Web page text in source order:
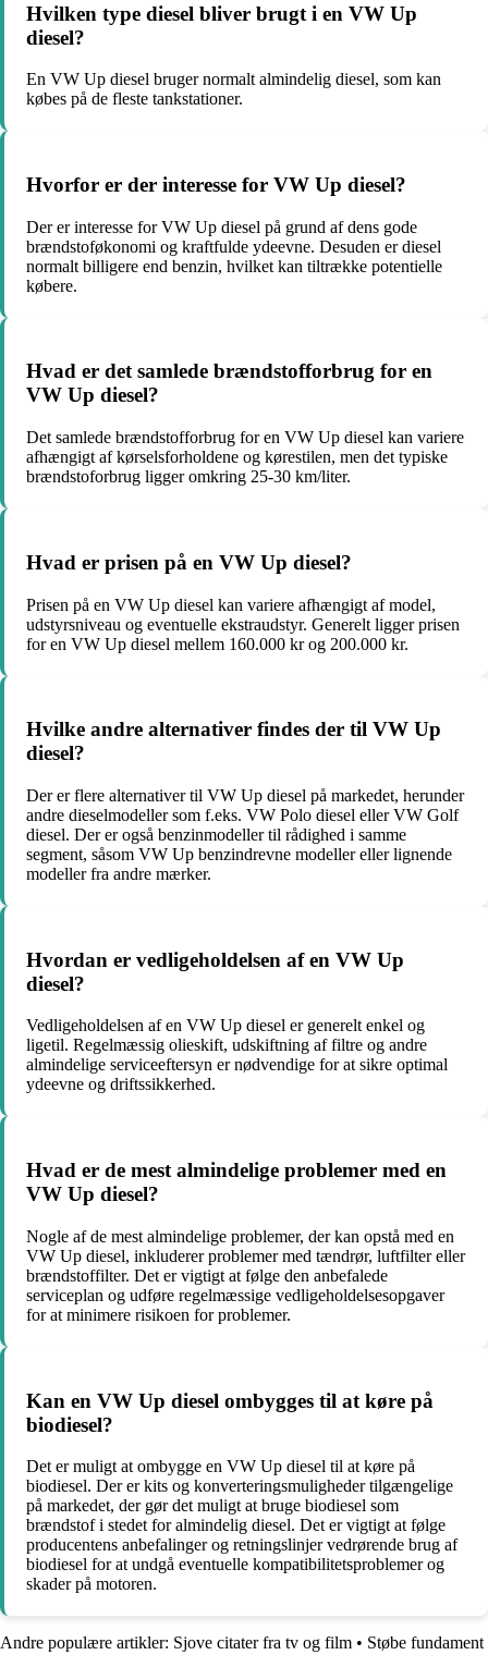
Hvilken type diesel bliver brugt i en VW Up
diesel?
En VW Up diesel bruger normalt almindelig diesel, som kan
købes på de fleste tankstationer.
Hvorfor er der interesse for VW Up diesel?
Der er interesse for VW Up diesel på grund af dens gode
brændstoføkonomi og kraftfulde ydeevne. Desuden er diesel
normalt billigere end benzin, hvilket kan tiltrække potentielle
købere.
Hvad er det samlede brændstofforbrug for en
VW Up diesel?
Det samlede brændstofforbrug for en VW Up diesel kan variere
afhængigt af kørselsforholdene og kørestilen, men det typiske
brændstoforbrug ligger omkring 25-30 km/liter.
Hvad er prisen på en VW Up diesel?
Prisen på en VW Up diesel kan variere afhængigt af model,
udstyrsniveau og eventuelle ekstraudstyr. Generelt ligger prisen
for en VW Up diesel mellem 160.000 kr og 200.000 kr.
Hvilke andre alternativer findes der til VW Up
diesel?
Der er flere alternativer til VW Up diesel på markedet, herunder
andre dieselmodeller som f.eks. VW Polo diesel eller VW Golf
diesel. Der er også benzinmodeller til rådighed i samme
segment, såsom VW Up benzindrevne modeller eller lignende
modeller fra andre mærker.
Hvordan er vedligeholdelsen af en VW Up
diesel?
Vedligeholdelsen af en VW Up diesel er generelt enkel og
ligetil. Regelmæssig olieskift, udskiftning af filtre og andre
almindelige serviceeftersyn er nødvendige for at sikre optimal
ydeevne og driftssikkerhed.
Hvad er de mest almindelige problemer med en
VW Up diesel?
Nogle af de mest almindelige problemer, der kan opstå med en
VW Up diesel, inkluderer problemer med tændrør, luftfilter eller
brændstoffilter. Det er vigtigt at følge den anbefalede
serviceplan og udføre regelmæssige vedligeholdelsesopgaver
for at minimere risikoen for problemer.
Kan en VW Up diesel ombygges til at køre på
biodiesel?
Det er muligt at ombygge en VW Up diesel til at køre på
biodiesel. Der er kits og konverteringsmuligheder tilgængelige
på markedet, der gør det muligt at bruge biodiesel som
brændstof i stedet for almindelig diesel. Det er vigtigt at følge
producentens anbefalinger og retningslinjer vedrørende brug af
biodiesel for at undgå eventuelle kompatibilitetsproblemer og
skader på motoren.
Andre populære artikler: Sjove citater fra tv og film • Støbe fundament